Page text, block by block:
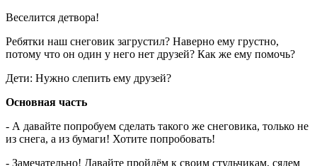
Веселится детвора!
Ребятки наш снеговик загрустил? Наверно ему грустно,
потому что он один у него нет друзей? Как же ему помочь?
Дети: Нужно слепить ему друзей?
Основная часть
- А давайте попробуем сделать такого же снеговика, только не
из снега, а из бумаги! Хотите попробовать!
- Замечательно! Давайте пройдём к своим стульчикам, сядем